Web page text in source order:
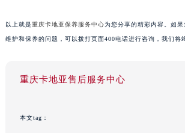
以上就是重庆卡地亚保养服务中心为您分享的精彩内容。如
维护和保养的问题，可以拨打页面400电话进行咨询，我们将
重庆卡地亚售后服务中心
本文tag：